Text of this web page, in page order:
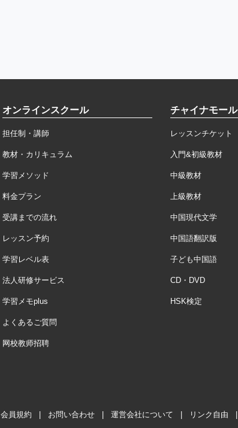
オンラインスクール
担任制・講師
教材・カリキュラム
学習メソッド
料金プラン
受講までの流れ
レッスン予約
学習レベル表
法人研修サービス
学習メモplus
よくあるご質問
网校教师招聘
チャイナモール
レッスンチケット
入門&初級教材
中級教材
上級教材
中国現代文学
中国語翻訳版
子ども中国語
CD・DVD
HSK検定
会員規約 お問い合わせ 運営会社について リンク自由